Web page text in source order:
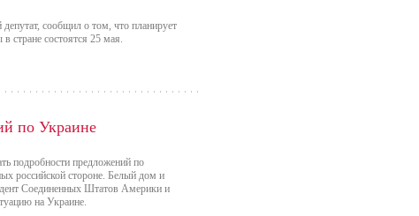
сообщил о том, что планирует
стране состоятся 25 мая.
по Украине
подробности предложений по
российской стороне. Белый дом и
Соединенных Штатов Америки и
на Украине.